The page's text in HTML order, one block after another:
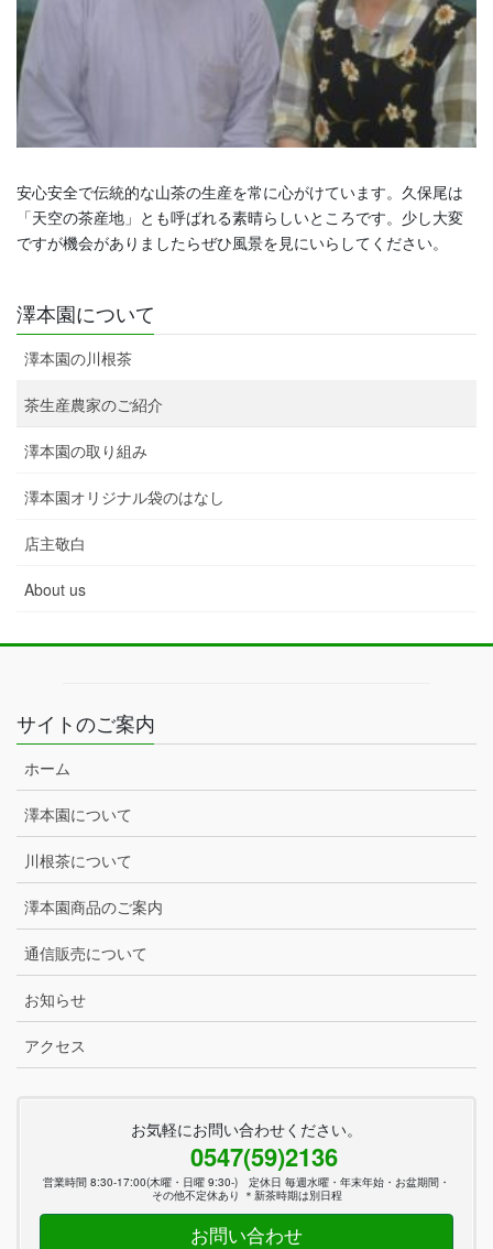
安心安全で伝統的な山茶の生産を常に心がけています。久保尾は
「天空の茶産地」とも呼ばれる素晴らしいところです。少し大変
ですが機会がありましたらぜひ風景を見にいらしてください。
澤本園について
澤本園の川根茶
茶生産農家のご紹介
澤本園の取り組み
澤本園オリジナル袋のはなし
店主敬白
About us
サイトのご案内
ホーム
澤本園について
川根茶について
澤本園商品のご案内
通信販売について
お知らせ
アクセス
お気軽にお問い合わせください。
0547(59)2136
営業時間 8:30-17:00(木曜・日曜 9:30-) 定休日 毎週水曜・年末年始・お盆期間・
その他不定休あり ＊新茶時期は別日程
お問い合わせ